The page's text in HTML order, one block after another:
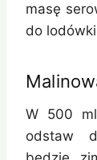
masę
do
W 500
odstaw